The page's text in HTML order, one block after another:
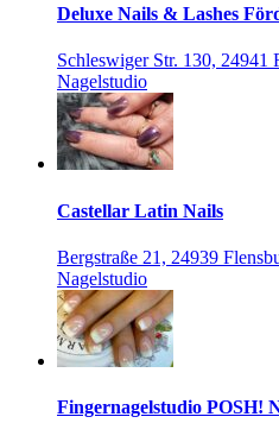
Deluxe Nails & Lashes
Schleswiger Str. 130, 24941
Nagelstudio
Castellar Latin Nails
Bergstraße 21, 24939
Nagelstudio
Fingernagelstudio POSH!